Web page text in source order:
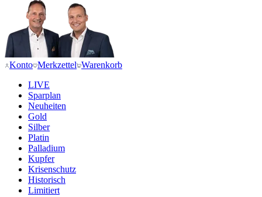
Konto Merkzettel Warenkorb
LIVE
Sparplan
Neuheiten
Gold
Silber
Platin
Palladium
Kupfer
Krisenschutz
Historisch
Limitiert